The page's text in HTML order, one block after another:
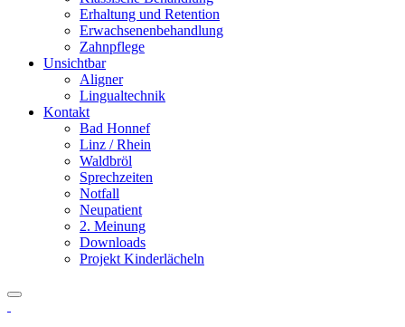
Erhaltung und Retention
Erwachsenenbehandlung
Zahnpflege
Unsichtbar
Aligner
Lingualtechnik
Kontakt
Bad Honnef
Linz / Rhein
Waldbröl
Sprechzeiten
Notfall
Neupatient
2. Meinung
Downloads
Projekt Kinderlächeln